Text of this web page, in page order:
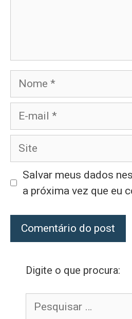
Nome
Site
Salvar meus dados
a próxima vez que eu
Digite o que procura:
por: